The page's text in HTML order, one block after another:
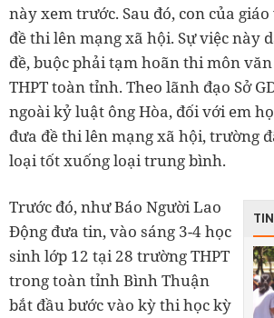
này xem trước. Sau đó, con của
đề thi lên mạng xã hội. Sự việc này
đề, buộc phải tạm hoãn thi môn
THPT toàn tỉnh. Theo lãnh đạo Sở
ngoài kỷ luật ông Hòa, đối với em
đưa đề thi lên mạng xã hội, trường
loại tốt xuống loại trung bình.
Trước đó, như Báo Người Lao
Động đưa tin, vào sáng 3-4 học
sinh lớp 12 tại 28 trường THPT
trong toàn tỉnh Bình Thuận
bắt đầu bước vào kỳ thi học kỳ